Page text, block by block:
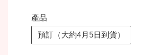
產品
預訂（大約4月5日到貨）